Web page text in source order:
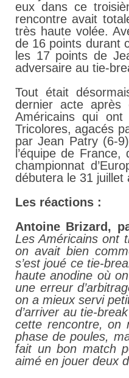
eux dans ce
rencontre avait
très haute volée.
de 16 points durant
les 17 points de
adversaire au tie-
Tout était
dernier acte
Américains qui
Tricolores, agacés
par Jean Patry (6-
l’équipe de
championnat
débutera le 31 juillet
Les réactions :
Antoine Brizard,
Les Américains ont
on avait bien
s’est joué ce tie-
haute anodine où
une erreur
on a mieux servi
d’arriver au tie-
cette rencontre, on
phase de poules,
fait un bon match
aimé en jouer deux